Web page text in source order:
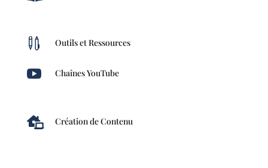
 Outils et Ressources
 Chaînes YouTube
 Création de Contenu